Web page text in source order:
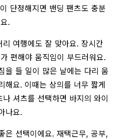
단정해지면 밴딩 팬츠도 충분
.
여행에도 잘 맞아요. 장시간
편해야 움직임이 부드러워요.
을 들 일이 많은 날에는 다리 움
해요. 이때는 상의를 너무 짧게
셔츠를 선택하면 바지의 와이
나요.
은 선택이에요. 재택근무, 공부,